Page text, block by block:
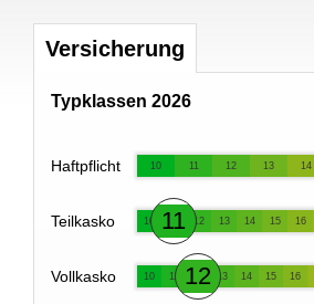
Versicherung
Typklassen 2026
Haftpflicht 10 11 12 13 14
Teilkasko 10 11 12 13 14 15 16
Vollkasko 10 11 12 13 14 15 16